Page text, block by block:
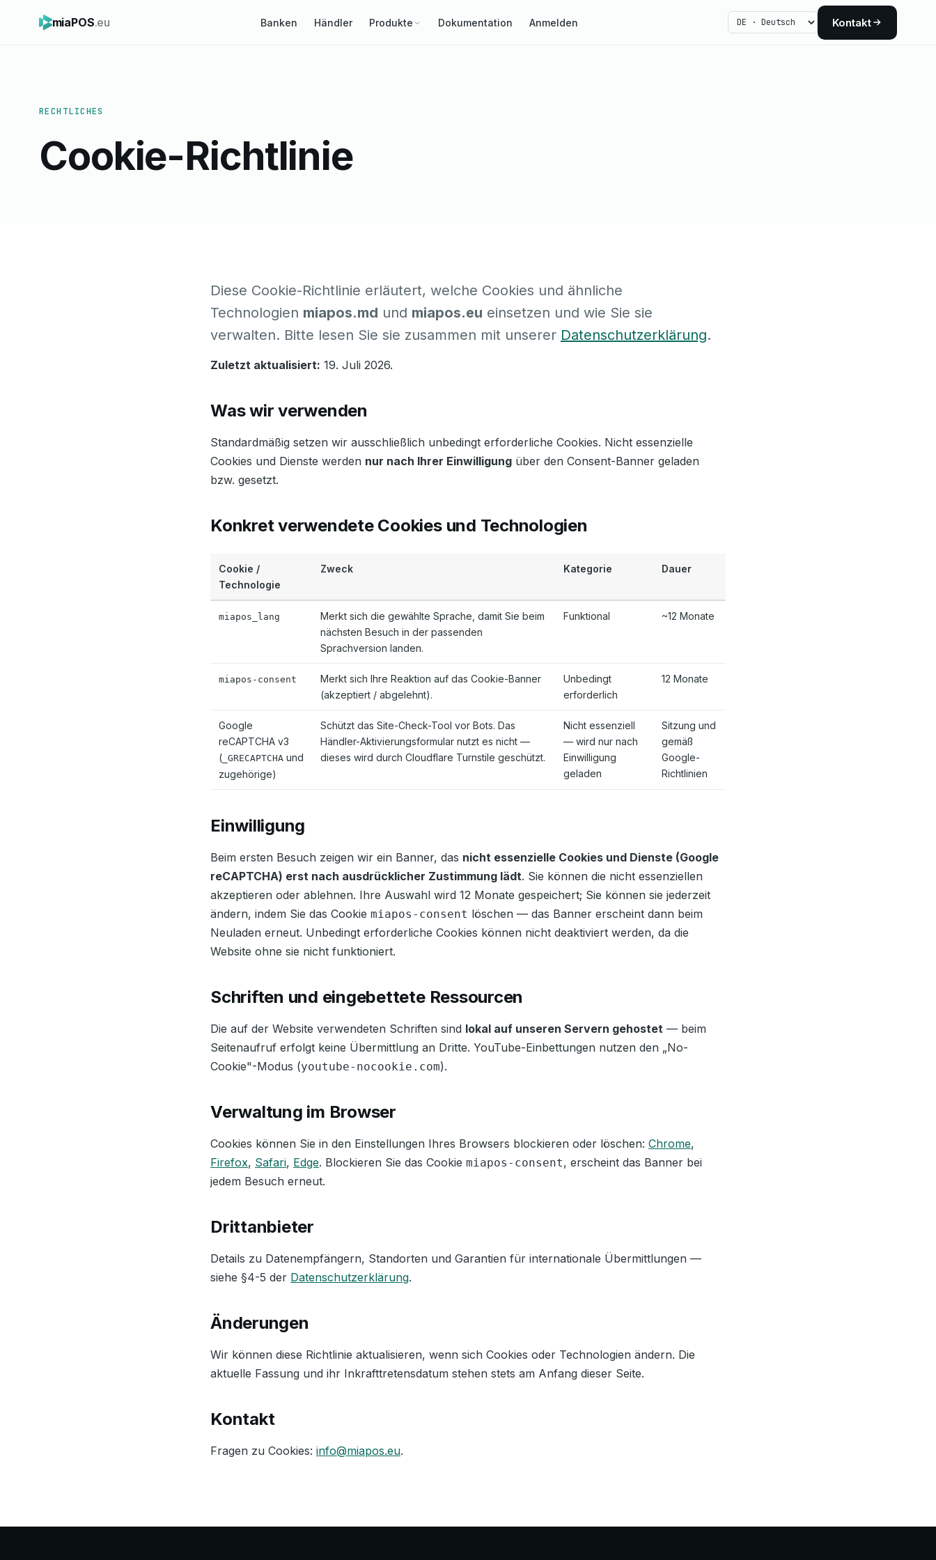
miaPOS.eu Banken Händler Produkte Dokumentation Anmelden Kontakt
RECHTLICHES
Cookie-Richtlinie
Diese Cookie-Richtlinie erläutert, welche Cookies und ähnliche
Technologien miapos.md und miapos.eu einsetzen und wie Sie sie
verwalten. Bitte lesen Sie sie zusammen mit unserer Datenschutzerklärung.
Zuletzt aktualisiert: 19. Juli 2026.
Was wir verwenden
Standardmäßig setzen wir ausschließlich unbedingt erforderliche Cookies. Nicht essenzielle
Cookies und Dienste werden nur nach Ihrer Einwilligung über den Consent-Banner geladen
bzw. gesetzt.
Konkret verwendete Cookies und Technologien
Cookie /
Technologie
Zweck Kategorie Dauer
miapos_lang
Merkt sich die gewählte Sprache, damit Sie beim
nächsten Besuch in der passenden
Sprachversion landen.
Funktional ~12 Monate
miapos-consent
Merkt sich Ihre Reaktion auf das Cookie-Banner
(akzeptiert / abgelehnt).
Unbedingt
erforderlich
12 Monate
Google
reCAPTCHA v3
( _GRECAPTCHA und
zugehörige)
Schützt das Site-Check-Tool vor Bots. Das
Händler-Aktivierungsformular nutzt es nicht —
dieses wird durch Cloudflare Turnstile geschützt.
Nicht essenziell
— wird nur nach
Einwilligung
geladen
Sitzung und
gemäß
Google-
Richtlinien
Einwilligung
Beim ersten Besuch zeigen wir ein Banner, das nicht essenzielle Cookies und Dienste (Google
reCAPTCHA) erst nach ausdrücklicher Zustimmung lädt. Sie können die nicht essenziellen
akzeptieren oder ablehnen. Ihre Auswahl wird 12 Monate gespeichert; Sie können sie jederzeit
ändern, indem Sie das Cookie miapos-consent löschen — das Banner erscheint dann beim
Neuladen erneut. Unbedingt erforderliche Cookies können nicht deaktiviert werden, da die
Website ohne sie nicht funktioniert.
Schriften und eingebettete Ressourcen
Die auf der Website verwendeten Schriften sind lokal auf unseren Servern gehostet — beim
Seitenaufruf erfolgt keine Übermittlung an Dritte. YouTube-Einbettungen nutzen den „No-
Cookie"-Modus (youtube-nocookie.com).
Verwaltung im Browser
Cookies können Sie in den Einstellungen Ihres Browsers blockieren oder löschen: Chrome,
Firefox, Safari, Edge. Blockieren Sie das Cookie miapos-consent, erscheint das Banner bei
jedem Besuch erneut.
Drittanbieter
Details zu Datenempfängern, Standorten und Garantien für internationale Übermittlungen —
siehe §4-5 der Datenschutzerklärung.
Änderungen
Wir können diese Richtlinie aktualisieren, wenn sich Cookies oder Technologien ändern. Die
aktuelle Fassung und ihr Inkrafttretensdatum stehen stets am Anfang dieser Seite.
Kontakt
Fragen zu Cookies: info@miapos.eu.